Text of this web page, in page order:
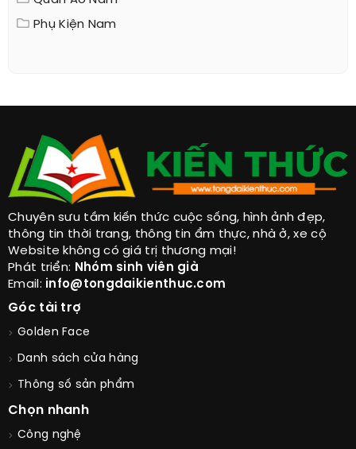
Phụ Kiện Nam
Chuyên sưu tầm kiến thức cuộc sống, hình ảnh đẹp,
thông tin thời trang, thông tin ẩm thực, nhà ở, xe cộ
Website không có giá trị thương mại!
Phát triển: Nhóm sinh viên già
Email: info@tongdaikienthuc.com
Góc tài trợ
Golden Face
Danh sách cửa hàng
Thông số sản phẩm
Chọn nhanh
Công nghệ